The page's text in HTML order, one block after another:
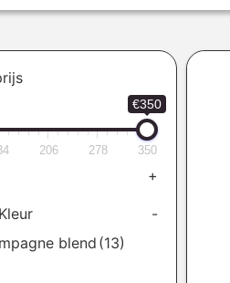
€350
206 278 350
+
-
blend(13)